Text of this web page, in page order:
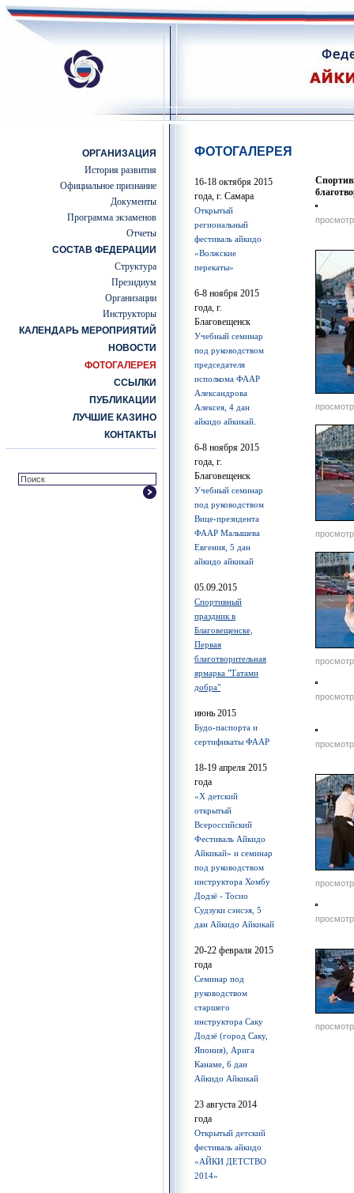
ОРГАНИЗАЦИЯ
История развития
Официальное признание
Документы
Программа экзаменов
Отчеты
СОСТАВ ФЕДЕРАЦИИ
Структура
Президиум
Организации
Инструкторы
КАЛЕНДАРЬ МЕРОПРИЯТИЙ
НОВОСТИ
ФОТОГАЛЕРЕЯ
ССЫЛКИ
ПУБЛИКАЦИИ
ЛУЧШИЕ КАЗИНО
КОНТАКТЫ
ФОТОГАЛЕРЕЯ
16-18 октября 2015
года, г. Самара
Открытый
региональный
фестиваль айкидо
«Волжские
перекаты»
6-8 ноября 2015
года, г.
Благовещенск
Учебный семинар
под руководством
председателя
исполкома ФААР
Александрова
Алексея, 4 дан
айкидо айкикай.
6-8 ноября 2015
года, г.
Благовещенск
Учебный семинар
под руководством
Вице-президента
ФААР Малышева
Евгения, 5 дан
айкидо айкикай
05.09.2015
Спортивный
праздник в
Благовещенске,
Первая
благотворительная
ярмарка "Татами
добра"
июнь 2015
Будо-паспорта и
сертификаты ФААР
18-19 апреля 2015
года
«Х детский
открытый
Всероссийский
Фестиваль Айкидо
Айкикай» и семинар
под руководством
инструктора Хомбу
Додзё - Тосио
Судзуки сэнсэя, 5
дан Айкидо Айкикай
20-22 февраля 2015
года
Семинар под
руководством
старшего
инструктора Саку
Додзё (город Саку,
Япония), Арига
Канаме, 6 дан
Айкидо Айкикай
23 августа 2014
года
Открытый детский
фестиваль айкидо
«АЙКИ ДЕТСТВО
2014»